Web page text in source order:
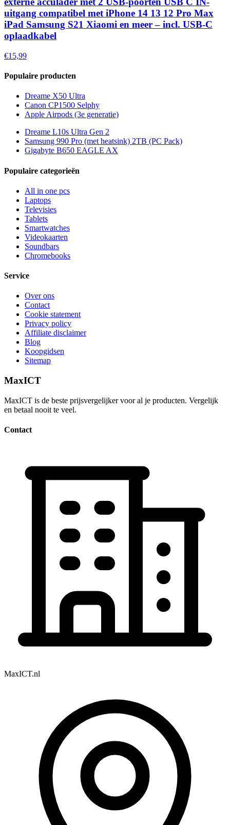
uitgang compatibel met iPhone 14 13 12 Pro Max
iPad Samsung S21 Xiaomi en meer – incl. USB-C
oplaadkabel
€15,99
Populaire producten
Dreame X50 Ultra
Canon CP1500 Selphy
Apple Airpods (3e generatie)
Dreame L10s Ultra Gen 2
Samsung 990 Pro (met heatsink) 2TB (PC Pack)
Gigabyte B650 EAGLE AX
Populaire categorieën
All in one pcs
Laptops
Televisies
Tablets
Smartwatches
Videokaarten
Soundbars
Chromebooks
Service
Over ons
Contact
Cookie statement
Privacy policy
Affiliate disclaimer
Blog
Koopgidsen
Sitemap
MaxICT
MaxICT is de beste prijsvergelijker voor al je producten. Vergelijk
en betaal nooit te veel.
Contact
MaxICT.nl